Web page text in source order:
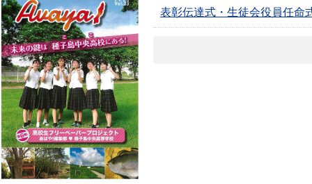
表彰伝達式・生徒会役員任命